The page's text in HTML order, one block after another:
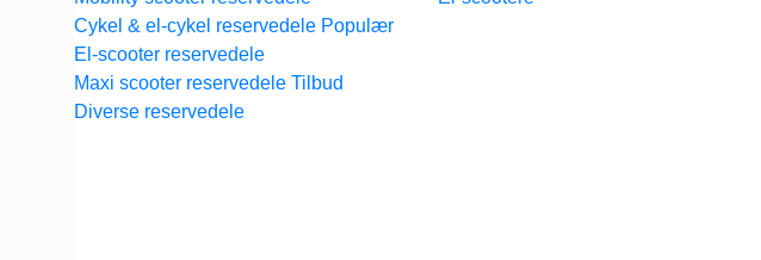
Cykel & el-cykel reservedele
El-scooter reservedele
Maxi scooter reservedele
Diverse reservedele